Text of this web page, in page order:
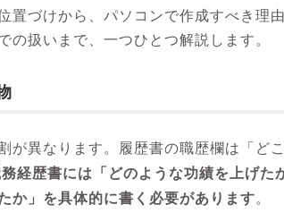
置づけから、パソコンで作成すべき理
の扱いまで、一つひとつ解説します。
が異なります。履歴書の職歴欄は「ど
経歴書には「どのような功績を上げた
か」を具体的に書く必要があります。